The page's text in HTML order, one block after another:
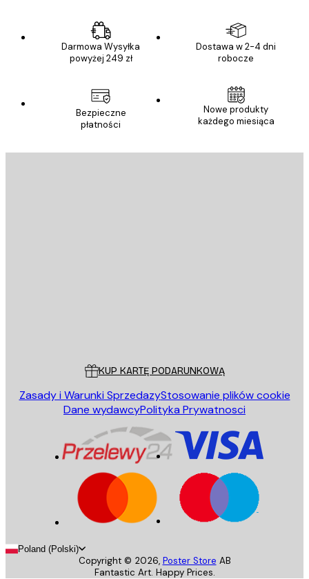
Darmowa Wysyłka
powyżej 249 zł
Dostawa w 2-4 dni
robocze
Bezpieczne
płatności
Nowe produkty
każdego miesiąca
KUP KARTĘ PODARUNKOWĄ
Zasady i Warunki SprzedazyStosowanie plików cookie
Dane wydawcyPolityka Prywatnosci
Poland (Polski)
Copyright © 2026, Poster Store AB
Fantastic Art. Happy Prices.